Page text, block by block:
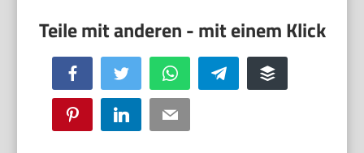
Facebook Twitter WhatsApp Telegram Buffer
Pinterest LinkedIn Email